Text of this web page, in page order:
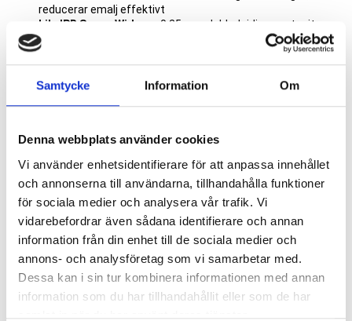
Samtycke Information Om
Denna webbplats använder cookies
Vi använder enhetsidentifierare för att anpassa innehållet
och annonserna till användarna, tillhandahålla funktioner
för sociala medier och analysera vår trafik. Vi
vidarebefordrar även sådana identifierare och annan
information från din enhet till de sociala medier och
annons- och analysföretag som vi samarbetar med.
Dessa kan i sin tur kombinera informationen med annan
information som du har tillhandahållit eller som de har
reducerar emalj effektivt
Lila IPR Super-Widener
0,25 mm dubbelsidig, grovt grit,
Brun IPR Mega-Widener
0,30mm, dubbelsidig, grovt grit,
vidgar interproximala kontakten på två tänder samtidigt
Produkter av samma varumärke